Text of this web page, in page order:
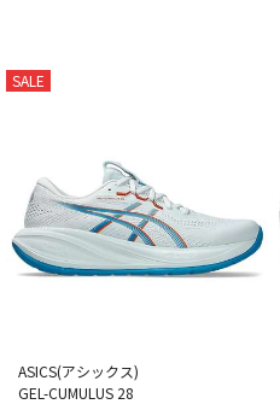
SALE
ASICS(アシックス)
GEL-CUMULUS 28